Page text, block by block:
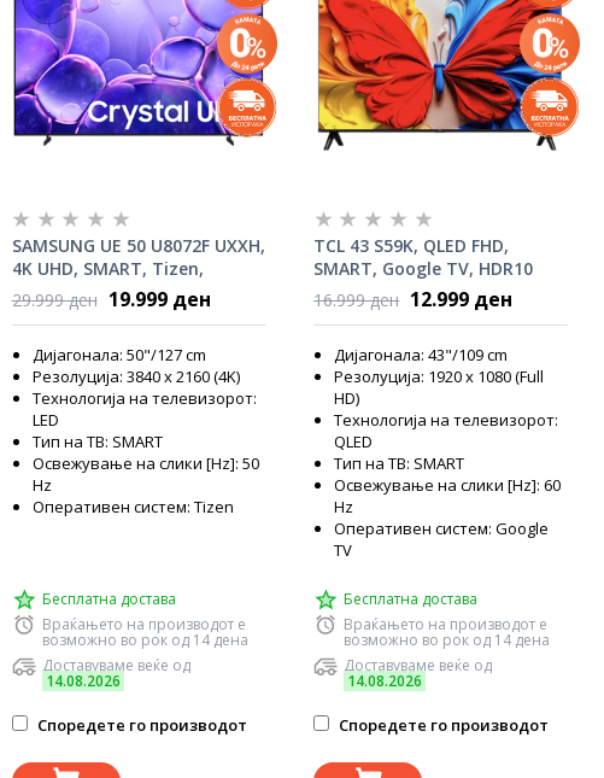
SAMSUNG UE 50 U8072F UXXH,
4K UHD, SMART, Tizen,
Crystal Processor 4K, HDR10+
29.999 ден 19.999 ден
Дијагонала: 50"/127 cm
Резолуција: 3840 x 2160 (4K)
Технологија на телевизорот:
LED
Тип на ТВ: SMART
Освежување на слики [Hz]: 50
Hz
Оперативен систем: Tizen
Бесплатна достава
Враќањето на производот е
возможно во рок од 14 дена
Доставуваме веќе од
14.08.2026
Споредете го производот
TCL 43 S59K, QLED FHD,
SMART, Google TV, HDR10
16.999 ден 12.999 ден
Дијагонала: 43"/109 cm
Резолуција: 1920 x 1080 (Full
HD)
Технологија на телевизорот:
QLED
Тип на ТВ: SMART
Освежување на слики [Hz]: 60
Hz
Оперативен систем: Google
TV
Бесплатна достава
Враќањето на производот е
возможно во рок од 14 дена
Доставуваме веќе од
14.08.2026
Споредете го производот